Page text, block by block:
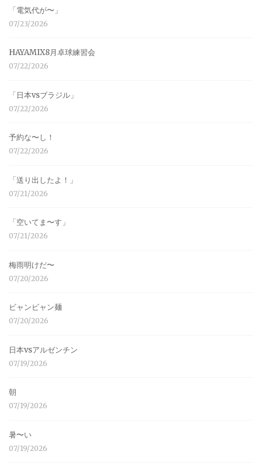
「電気代が〜」
07/23/2026
HAYAMIX8月卓球練習会
07/22/2026
「日本vsブラジル」
07/22/2026
予約な〜し！
07/22/2026
「送り出したよ！」
07/21/2026
「空いてま〜す」
07/21/2026
梅雨明けだ〜
07/20/2026
ビャンビャン麺
07/20/2026
日本vsアルゼンチン
07/19/2026
朝
07/19/2026
暑〜い
07/19/2026